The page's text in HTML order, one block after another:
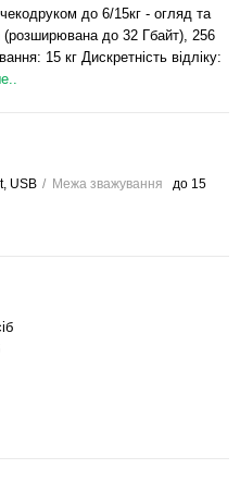
до 6/15кг - огляд та
до 32 Гбайт), 256
15 кг Дискретність відліку:
USB Межа зважування
до 15